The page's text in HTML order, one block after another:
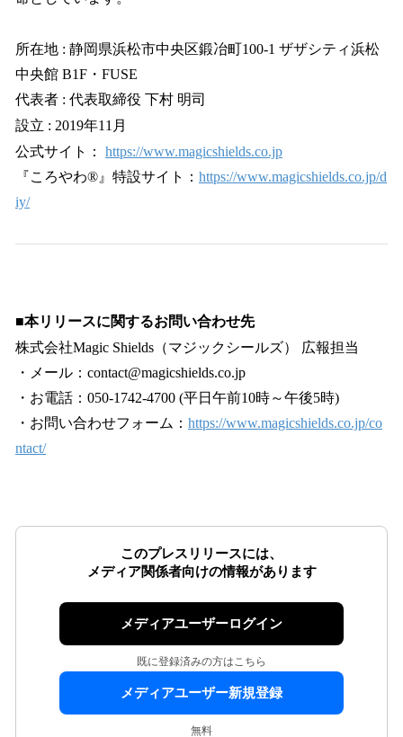
所在地 : 静岡県浜松市中央区鍛冶町100-1 ザザシティ浜松
中央館 B1F・FUSE
代表者 : 代表取締役 下村 明司
設立 : 2019年11月
公式サイト： https://www.magicshields.co.jp
『ころやわ®』特設サイト： https://www.magicshields.co.jp/d
iy/
■本リリースに関するお問い合わせ先
株式会社Magic Shields（マジックシールズ） 広報担当
・メール：contact@magicshields.co.jp
・お電話：050-1742-4700 (平日午前10時～午後5時)
・お問い合わせフォーム： https://www.magicshields.co.jp/co
ntact/
このプレスリリースには、
メディア関係者向けの情報があります
メディアユーザーログイン
既に登録済みの方はこちら
メディアユーザー新規登録
無料